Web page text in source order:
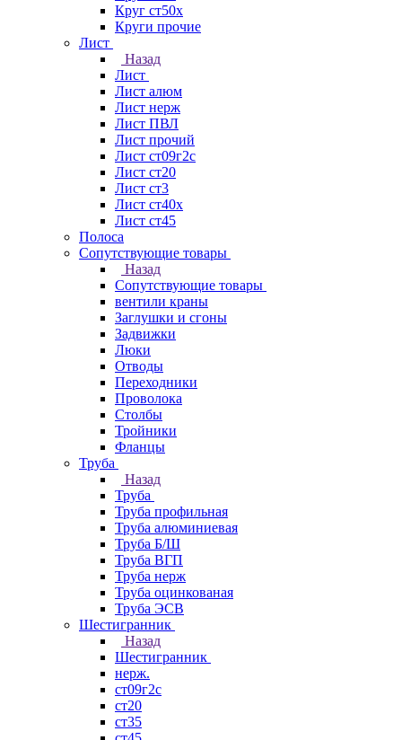
Круг ст50х
Круги прочие
Лист
Назад
Лист
Лист алюм
Лист нерж
Лист ПВЛ
Лист прочий
Лист ст09г2с
Лист ст20
Лист ст3
Лист ст40х
Лист ст45
Полоса
Сопутствующие товары
Назад
Сопутствующие товары
вентили краны
Заглушки и сгоны
Задвижки
Люки
Отводы
Переходники
Проволока
Столбы
Тройники
Фланцы
Труба
Назад
Труба
Труба профильная
Труба алюминиевая
Труба Б/Ш
Труба ВГП
Труба нерж
Труба оцинкованая
Труба ЭСВ
Шестигранник
Назад
Шестигранник
нерж.
ст09г2с
ст20
ст35